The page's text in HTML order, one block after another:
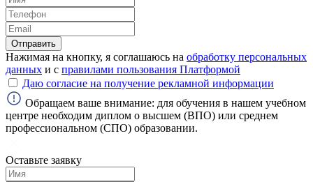
Отправить
Нажимая на кнопку, я соглашаюсь на обработку персональных
данных и с правилами пользования Платформой
Даю согласие на получение рекламной информации
Обращаем ваше внимание: для обучения в нашем учебном
центре необходим диплом о высшем (ВПО) или среднем
профессиональном (СПО) образовании.
Оставьте заявку